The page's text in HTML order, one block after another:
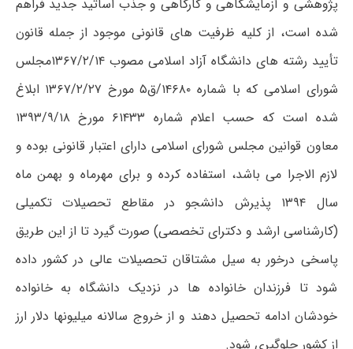
پژوهشی و آزمایشگاهی و کارگاهی و جذب اساتید جدید فراهم
شده است، از کلیه ظرفیت های قانونی موجود از جمله قانون
تأیید رشته های دانشگاه آزاد اسلامی مصوب ۱۳۶۷/۲/۱۴مجلس
شورای اسلامی که با شماره ۱۴۶۸۰/ق۵ مورخ ۱۳۶۷/۲/۲۷ ابلاغ
شده است که حسب اعلام شماره ۶۱۴۳۳ مورخ ۱۳۹۳/۹/۱۸
معاون قوانین مجلس شورای اسلامی دارای اعتبار قانونی بوده و
لازم الاجرا می باشد، استفاده کرده و برای مهرماه و بهمن ماه
سال ۱۳۹۴ پذیرش دانشجو در مقاطع تحصیلات تکمیلی
(کارشناسی ارشد و دکترای تخصصی) صورت گیرد تا از این طریق
پاسخی درخور به سیل مشتاقان تحصیلات عالی در کشور داده
شود تا فرزندان خانواده ها در نزدیک دانشگاه به خانواده
خودشان ادامه تحصیل دهند و از خروج سالانه میلیونها دلار ارز
از کشور جلوگیری شود.